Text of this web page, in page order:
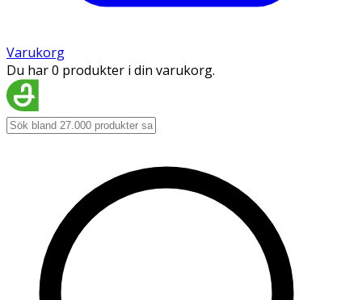
Varukorg
Du har 0 produkter i din varukorg.